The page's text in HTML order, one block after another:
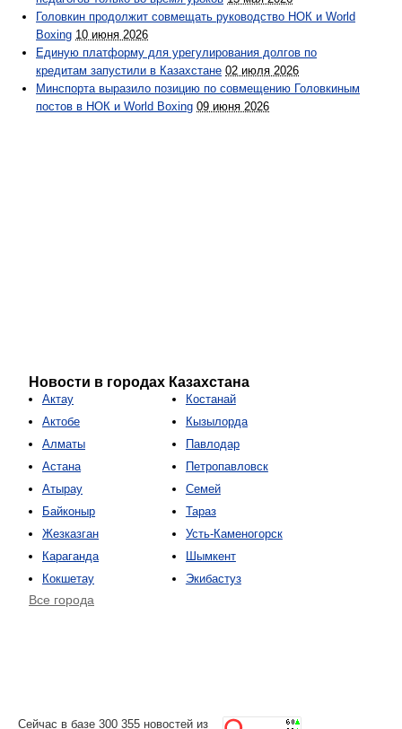
Головкин продолжит совмещать руководство НОК и World
Boxing 10 июня 2026
Единую платформу для урегулирования долгов по
кредитам запустили в Казахстане 02 июля 2026
Минспорта выразило позицию по совмещению Головкиным
постов в НОК и World Boxing 09 июня 2026
Новости в городах Казахстана
Актау
Актобе
Алматы
Астана
Атырау
Байконыр
Жезказган
Караганда
Кокшетау
Костанай
Кызылорда
Павлодар
Петропавловск
Семей
Тараз
Усть-Каменогорск
Шымкент
Экибастуз
Все города
Сейчас в базе 300 355 новостей из